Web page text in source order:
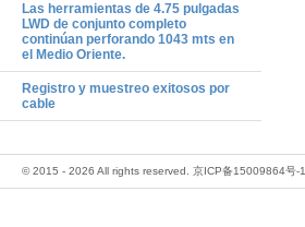
Las herramientas de 4.75 pulgadas
LWD de conjunto completo
continúan perforando 1043 mts en
el Medio Oriente.
Registro y muestreo exitosos por
cable
© 2015 - 2026 All rights reserved. 京ICP备15009864号-1